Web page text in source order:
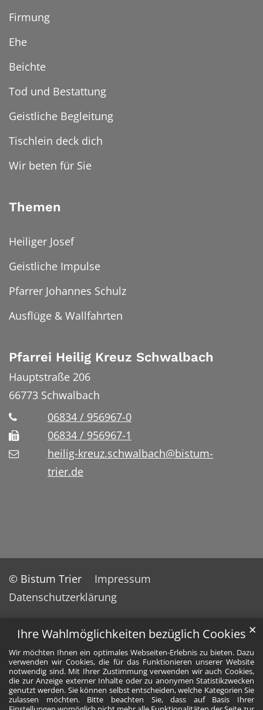
Ihre Wahlmöglichkeiten bezüglich Cookies
Wir möchten Ihnen ein optimales Webseiten-Erlebnis zu bieten. Dazu
verwenden wir Cookies, die für das Funktionieren unserer Website
notwendig sind. Mit Ihrer Zustimmung verwenden wir auch Cookies,
die zur Anzeige externer Inhalte oder zu anonymen Statistikzwecken
genutzt werden. Sie können selbst entscheiden, welche Kategorien Sie
zulassen möchten. Bitte beachten Sie, dass auf Basis Ihrer
✕
Firmung
Ehe
Beichte
Tod und Bestattung
Geistliche Begleitung
Tischlein deck dich
Wir beten für Sie
Themen
Heiliger Josef
Geistliche Impulse
Pfarrer Johannes Schulz
Ausflüge & Wallfahrten
Pfarrei Heilig Kreuz Schwalbach
Hauptstraße 206
66773 Schwalbach
06834 / 956967-0
06834 / 956967-1
heilig-kreuz.schwalbach@bistum-
trier.de
© Bistum Trier
Impressum
Datenschutzerklärung